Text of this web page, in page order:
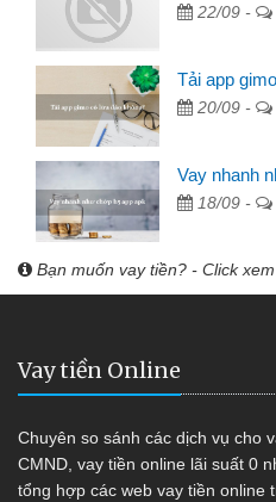
22/09 -
Tải app
20/09 -
Vay nhanh
18/09 -
Bạn muốn vay tiền? - Click xem
Vay tiền Online
Chuyên so sánh các dịch vụ cho
CMND, vay tiền online lãi suất 0
tổng hợp các web vay tiền online